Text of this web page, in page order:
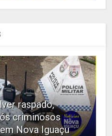
raspado,
criminosos
Nova Iguaçu